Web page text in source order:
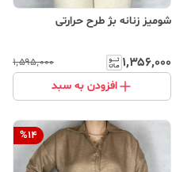
شومیز زنانه بژ طرح حرارتی
۱٬۳۵۶٬۰۰۰ ۱٬۵۹۵٬۰۰۰
افزودن به سبد
%14